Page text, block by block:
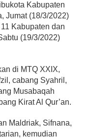
Kabupaten
Jumat (18/3/2022)
Kabupaten dan
(19/3/2022)
di MTQ XXIX,
cabang Syahril,
Musabaqah
Kirat Al Qur’an.
Maldriak, Sifnana,
kemudian